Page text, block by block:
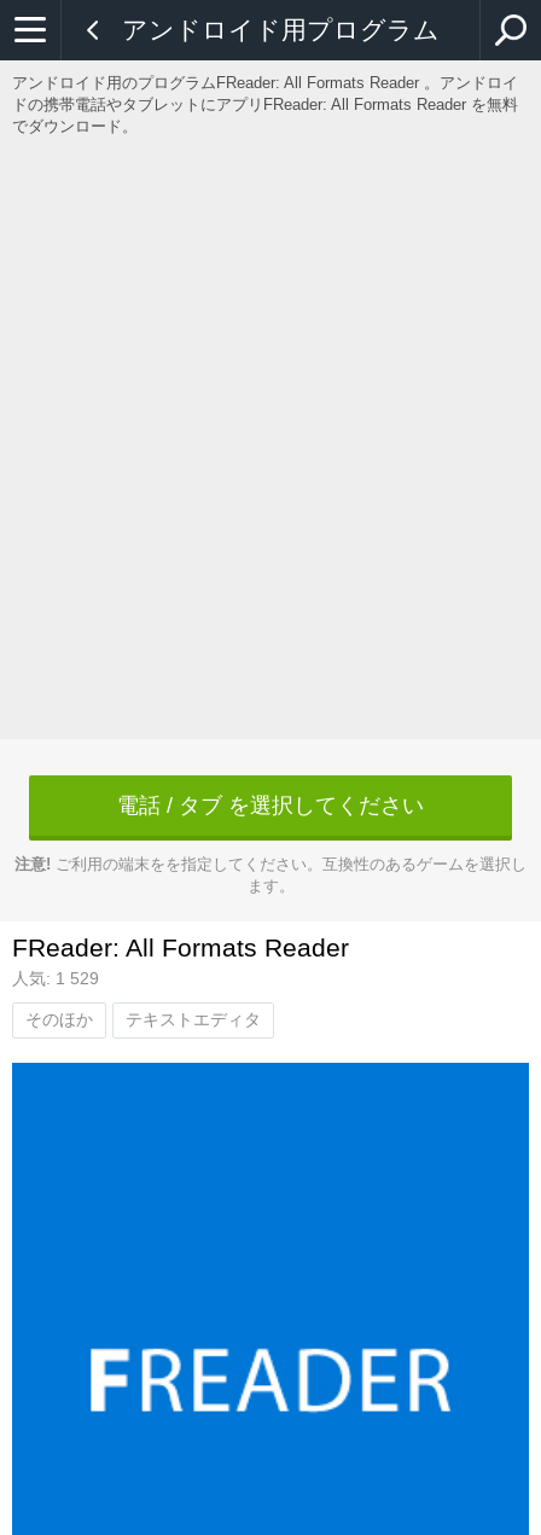
アンドロイド用プログラム
アンドロイド用のプログラムFReader: All Formats Reader 。アンドロイ
ドの携帯電話やタブレットにアプリFReader: All Formats Reader を無料
でダウンロード。
電話 / タブ を選択してください
注意! ご利用の端末をを指定してください。互換性のあるゲームを選択し
ます。
FReader: All Formats Reader
人気: 1 529
そのほか テキストエディタ